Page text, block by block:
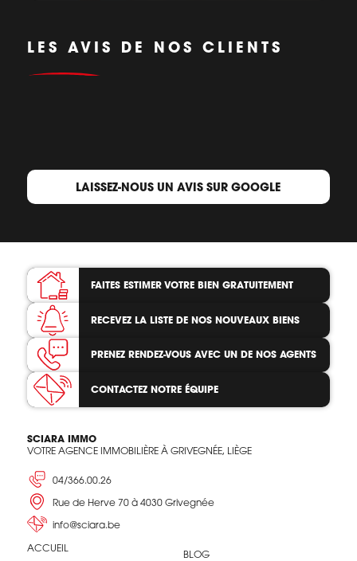
LES AVIS DE NOS CLIENTS
LAISSEZ-NOUS UN AVIS SUR GOOGLE
FAITES ESTIMER VOTRE BIEN GRATUITEMENT
RECEVEZ LA LISTE DE NOS NOUVEAUX BIENS
PRENEZ RENDEZ-VOUS AVEC UN DE NOS AGENTS
CONTACTEZ NOTRE ÉQUIPE
SCIARA IMMO
VOTRE AGENCE IMMOBILIÈRE À GRIVEGNÉE, LIÈGE
04/366.00.26
Rue de Herve 70 à 4030 Grivegnée
info@sciara.be
ACCUEIL
BLOG